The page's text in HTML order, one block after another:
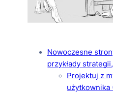
Nowoczesne
przykłady
Projektuj z
użytkownika